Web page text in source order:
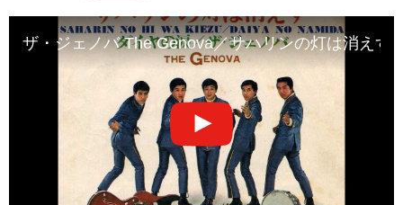
ザ・ジェノバ The Genova／サハリンの灯は消えず